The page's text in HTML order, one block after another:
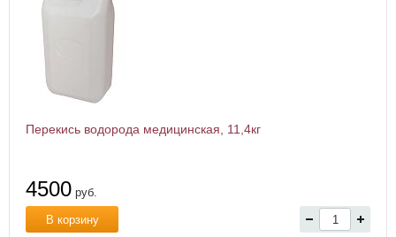
Перекись водорода медицинская, 11,4кг
4500 руб.
В корзину